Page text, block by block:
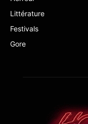
Littérature
Festivals
Gore